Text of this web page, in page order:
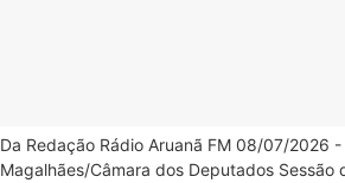
Da Redação Rádio Aruanã FM 08/07/2026
Magalhães/Câmara dos Deputados Sessão